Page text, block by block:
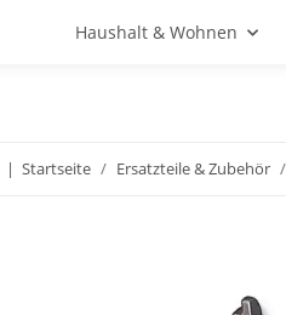
Haushalt & Wohnen
Startseite Ersatzteile & Zubehör